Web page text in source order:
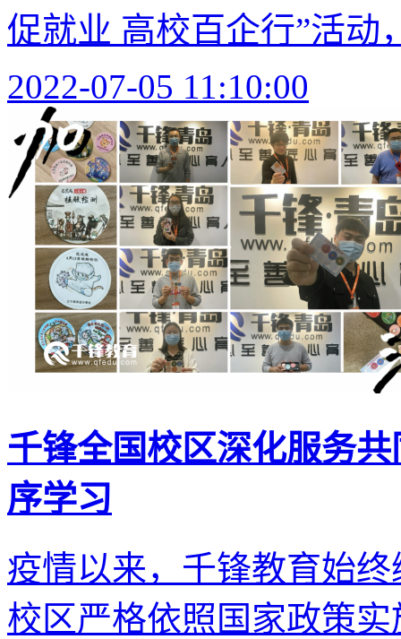
促就业 高校百企行”活动
2022-07-05 11:10:00
千锋全国校区深化服务
序学习
疫情以来，千锋教育始
校区严格依照国家政策